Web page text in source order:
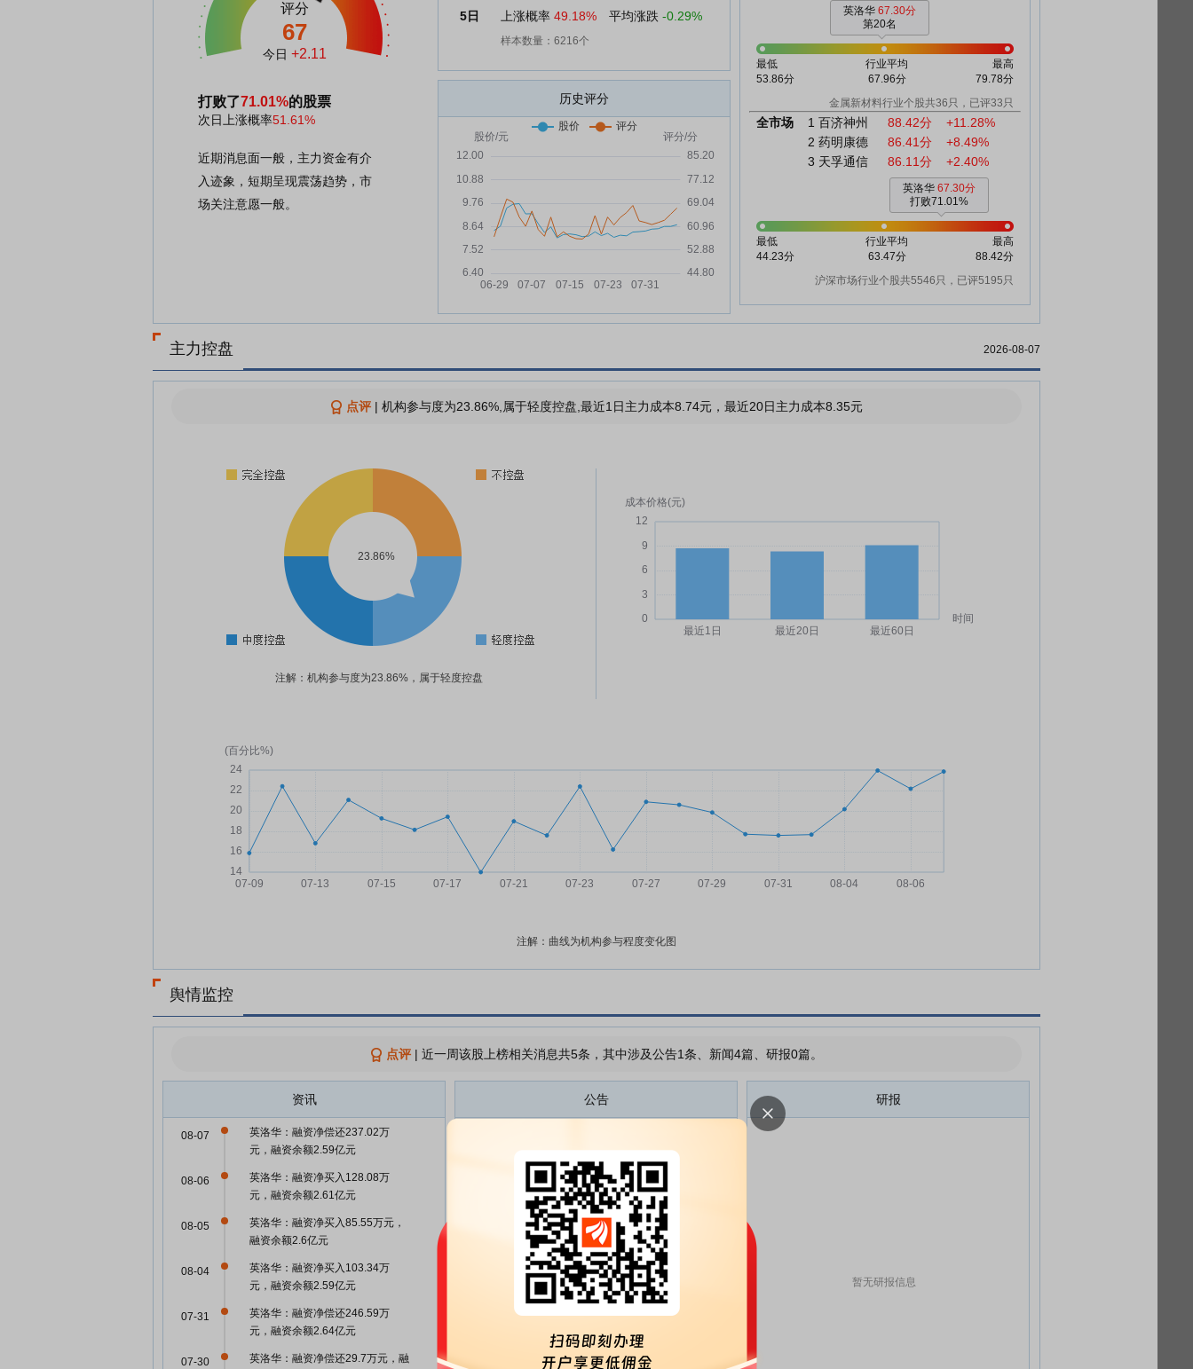
评分
67
今日 +2.11
打败了71.01%的股票
次日上涨概率51.61%
近期消息面一般，主力资金有介
入迹象，短期呈现震荡趋势，市
场关注意愿一般。
5日 上涨概率 49.18% 平均涨跌 -0.29%
样本数量：6216个
历史评分
英洛华 67.30分
第20名
最低
53.86分
行业平均
67.96分
最高
79.78分
金属新材料行业个股共36只，已评33只
全市场 1 百济神州 88.42分
+11.28%
2 药明康德 86.41分
+8.49%
3 天孚通信 86.11分 +2.40%
英洛华 67.30分
打败71.01%
最低
44.23分
行业平均
63.47分
最高
88.42分
沪深市场行业个股共5546只，已评5195只
主力控盘 2026-08-07
点评| 机构参与度为23.86%,属于轻度控盘,最近1日主力成本8.74元，最近20日主力成本8.35元
23.86%
注解：机构参与度为23.86%，属于轻度控盘
注解：曲线为机构参与程度变化图
舆情监控
点评| 近一周该股上榜相关消息共5条，其中涉及公告1条、新闻4篇、研报0篇。
资讯
英洛华：融资净偿还237.02万
元，融资余额2.59亿元
08-07
英洛华：融资净买入128.08万
元，融资余额2.61亿元
08-06
英洛华：融资净买入85.55万元，
融资余额2.6亿元
08-05
英洛华：融资净买入103.34万
元，融资余额2.59亿元
08-04
英洛华：融资净偿还246.59万
元，融资余额2.64亿元
07-31
英洛华：融资净偿还29.7万元，融
07-30
公告
保的公告
英洛华:关于聘任常务副总经理的
公告
英洛华:第十届董事会第十九次会
议决议公告
英洛华:关于为下属公司提供担保
的公告
英洛华:关于为下属公司提供担保
的公告
英洛华:000795英洛华投资者关系
研报
暂无研报信息